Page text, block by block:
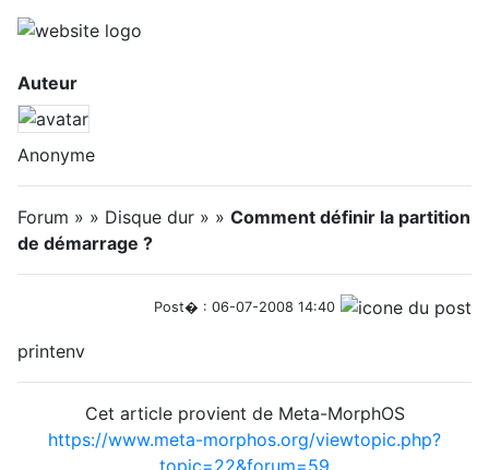
Auteur
Anonyme
Forum » » Disque dur » » Comment définir la partition
de démarrage ?
Post� : 06-07-2008 14:40
printenv
Cet article provient de Meta-MorphOS
https://www.meta-morphos.org/viewtopic.php?
topic=22&forum=59